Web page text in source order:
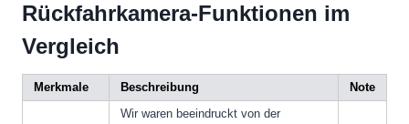
Rückfahrkamera-Funktionen im
Vergleich
Merkmale Beschreibung Note
Wir waren beeindruckt von der